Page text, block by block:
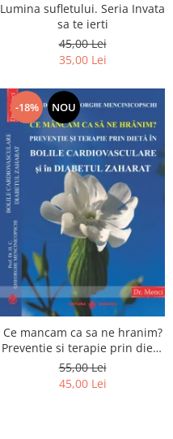
Lumina sufletului. Seria Invata
sa te ierti
45,00 Lei
35,00 Lei
-18% NOU
Ce mancam ca sa ne hranim?
Preventie si terapie prin dieta
in bolile cardiovasculare si in
diabetul zaharat
55,00 Lei
45,00 Lei